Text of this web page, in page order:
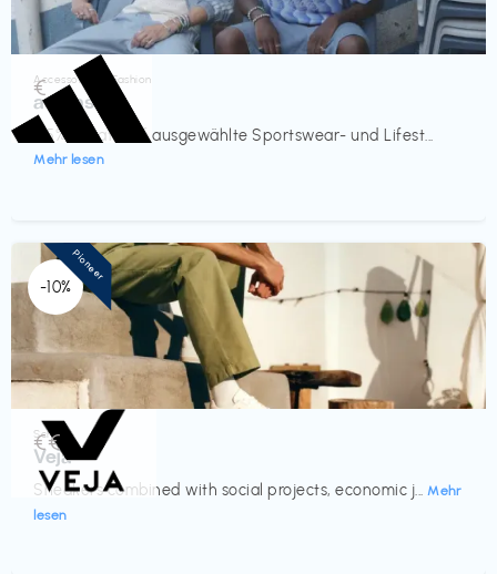
Accessoires & Fashion
adidas
-15% Rabatt auf ausgewählte Sportswear- und Lifest...
Mehr lesen
€‎
-10%
Schuhe
Veja
Sneakers combined with social projects, economic j... Mehr
lesen
€€‎
Pioneer